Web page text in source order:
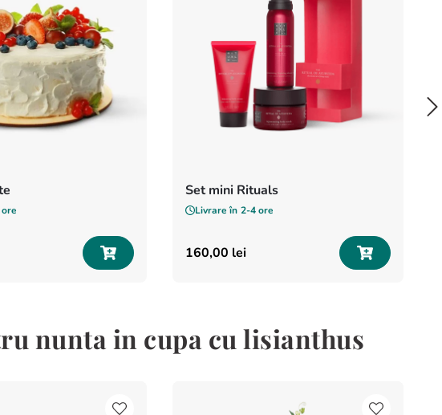
Set mini Rituals
Livrare în 2-4 ore
160,00 lei
nunta in cupa cu lisianthus